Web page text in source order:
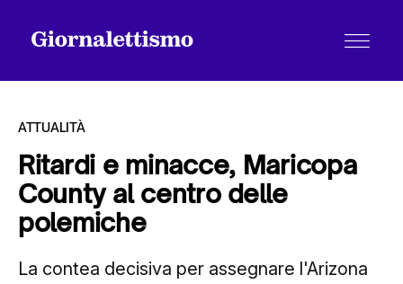
Tutti gli articoli
Chi siamo
ATTUALITÀ
Ritardi e minacce, Maricopa
County al centro delle
polemiche
La contea decisiva per assegnare l'Arizona